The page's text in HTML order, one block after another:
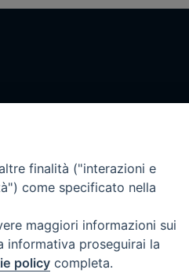
finalità ("interazioni e
come specificato nella
maggiori informazioni sui
informativa proseguirai la
policy completa.